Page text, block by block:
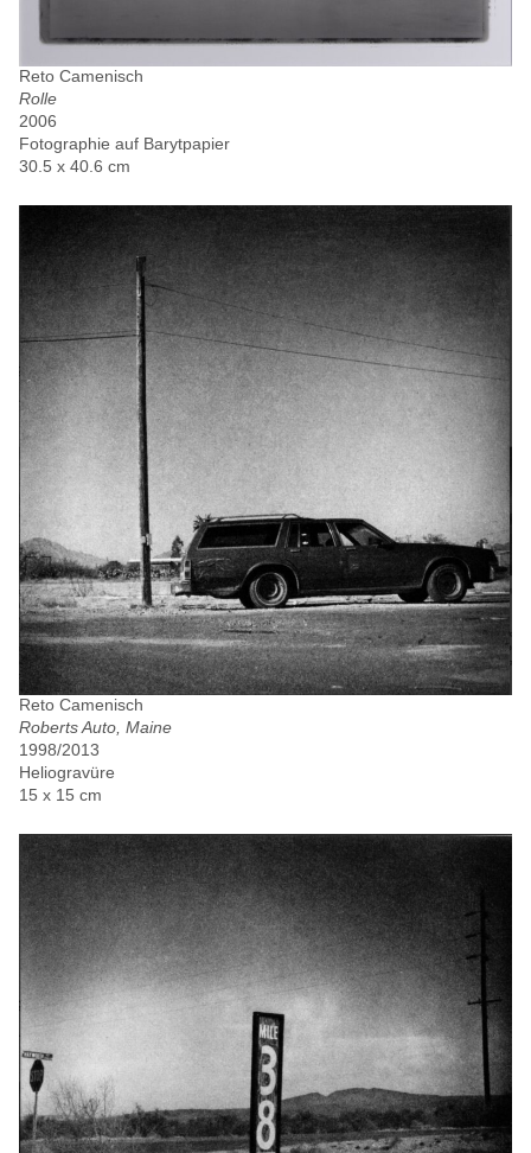
Reto Camenisch
Rolle
2006
Fotographie auf Barytpapier
30.5 x 40.6 cm
Reto Camenisch
Roberts Auto, Maine
1998/2013
Heliogravüre
15 x 15 cm